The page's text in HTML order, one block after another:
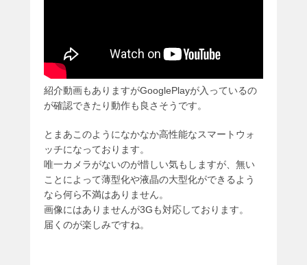
紹介動画もありますがGooglePlayが入っているの
が確認できたり動作も良さそうです。
とまあこのようになかなか高性能なスマートウォ
ッチになっております。
唯一カメラがないのが惜しい気もしますが、無い
ことによって薄型化や液晶の大型化ができるよう
なら何ら不満はありません。
画像にはありませんが3Gも対応しております。
届くのが楽しみですね。